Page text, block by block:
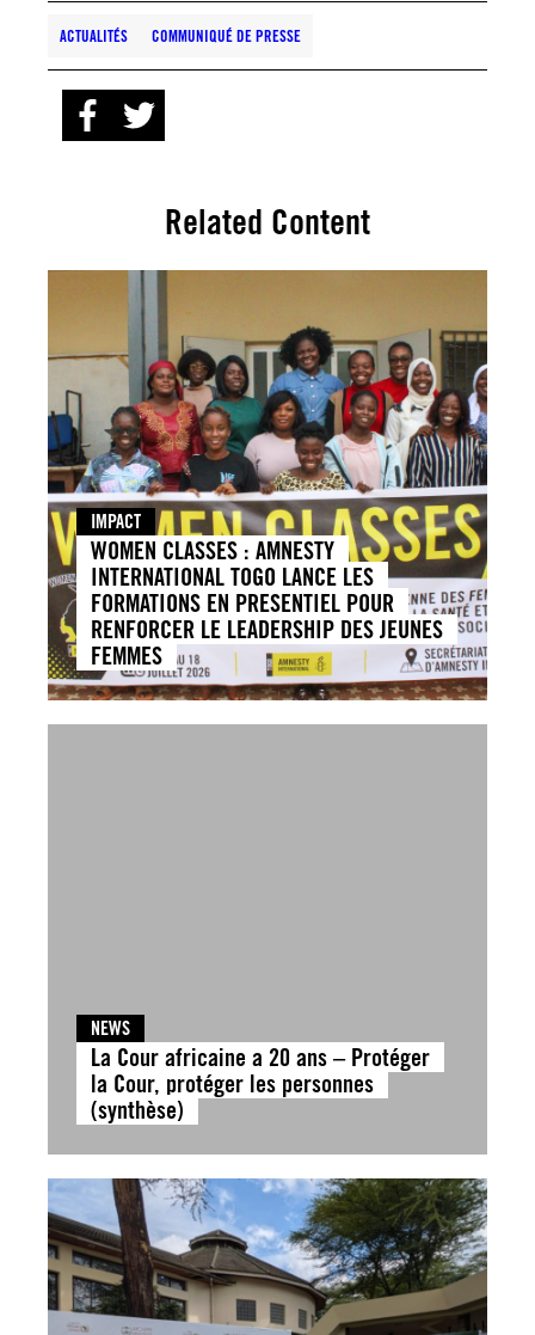
ACTUALITÉS COMMUNIQUÉ DE PRESSE
Related Content
IMPACT
WOMEN CLASSES : AMNESTY
INTERNATIONAL TOGO LANCE LES
FORMATIONS EN PRESENTIEL POUR
RENFORCER LE LEADERSHIP DES JEUNES
FEMMES
NEWS
La Cour africaine a 20 ans – Protéger
la Cour, protéger les personnes
(synthèse)